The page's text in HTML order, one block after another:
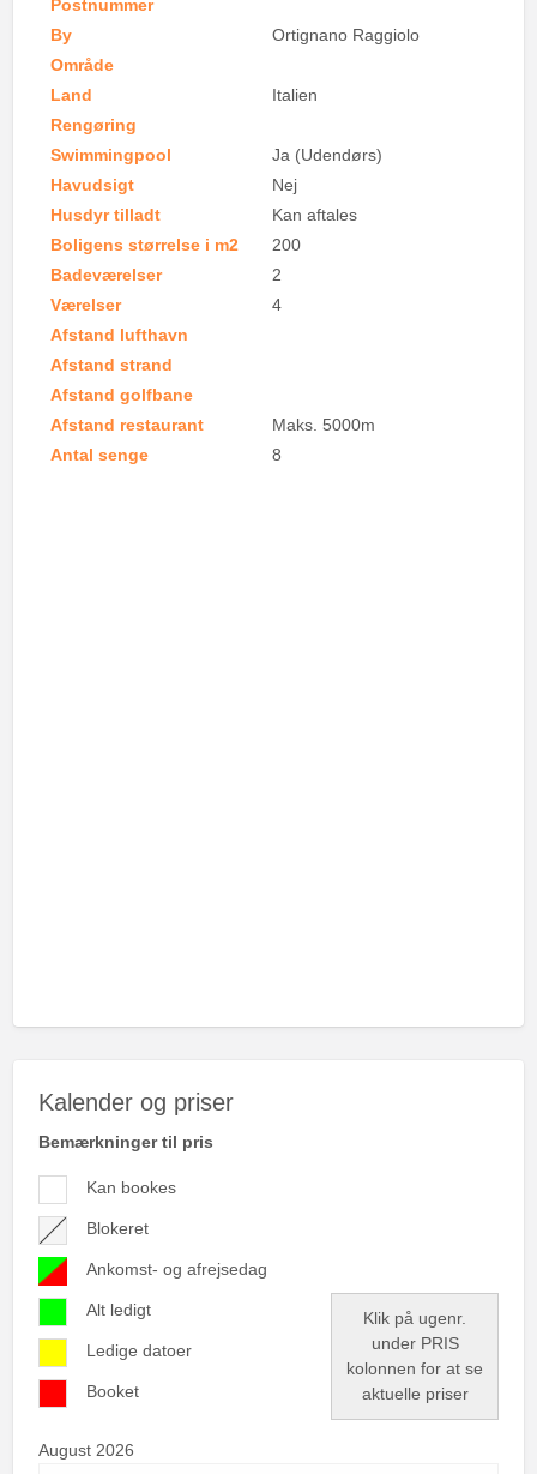
Postnummer
By
Ortignano Raggiolo
Område
Land
Italien
Rengøring
Swimmingpool
Ja (Udendørs)
Havudsigt
Nej
Husdyr tilladt
Kan aftales
Boligens størrelse i m2
200
Badeværelser
2
Værelser
4
Afstand lufthavn
Afstand strand
Afstand golfbane
Afstand restaurant
Maks. 5000m
Antal senge
8
Kalender og priser
Bemærkninger til pris
Kan bookes
Blokeret
Ankomst- og afrejsedag
Alt ledigt
Ledige datoer
Booket
Klik på ugenr.
under PRIS
kolonnen for at se
aktuelle priser
August 2026